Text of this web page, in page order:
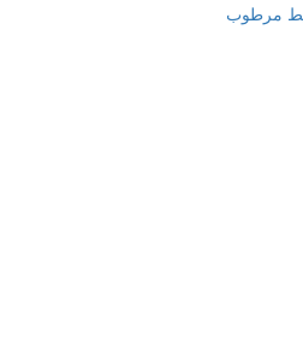
مرطوب